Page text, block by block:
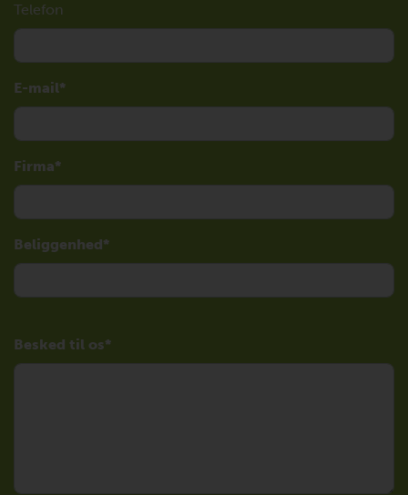
Telefon
E-mail
Firma
Beliggenhed
Besked til os